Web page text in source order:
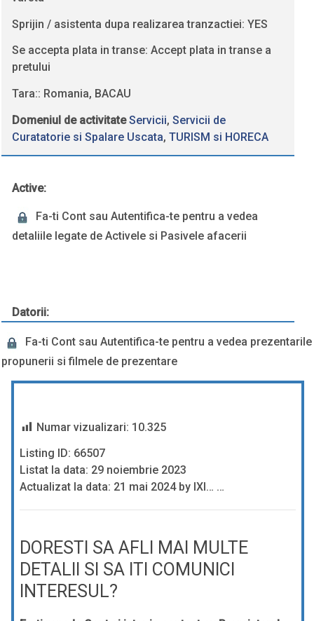
Sprijin / asistenta dupa realizarea tranzactiei: YES
Se accepta plata in transe: Accept plata in transe a
pretului
Tara:: Romania, BACAU
Domeniul de activitate Servicii, Servicii de
Curatatorie si Spalare Uscata, TURISM si HORECA
Active:
Fa-ti Cont sau Autentifica-te pentru a vedea
detaliile legate de Activele si Pasivele afacerii
Datorii:
Fa-ti Cont sau Autentifica-te pentru a vedea prezentarile
propunerii si filmele de prezentare
Numar vizualizari: 10.325
Listing ID: 66507
Listat la data: 29 noiembrie 2023
Actualizat la data: 21 mai 2024 by IXI… …
DORESTI SA AFLI MAI MULTE
DETALII SI SA ITI COMUNICI
INTERESUL?